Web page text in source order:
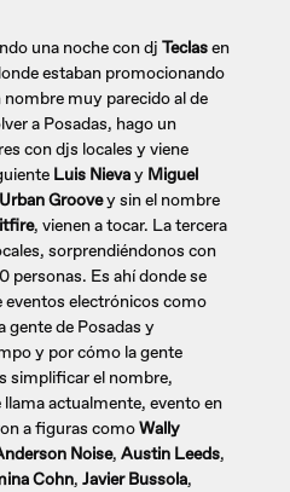
una noche con dj Teclasen
estaban promocionando
muy parecido al de
a Posadas, hago un
con djs locales y viene
Luis Nievay Miguel
Urban Groovey sin el nombre
, vienen a tocar. La tercera
sorprendiéndonos con
personas. Es ahí donde se
eventos electrónicos como
gente de Posadas y
y por cómo la gente
simplificar el nombre,
actualmente, evento en
a figuras comoWally
Noise, Austin Leeds,
Cohn, Javier Bussola,